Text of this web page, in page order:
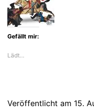
Gefällt mir:
Lädt…
Veröffentlicht am 15.